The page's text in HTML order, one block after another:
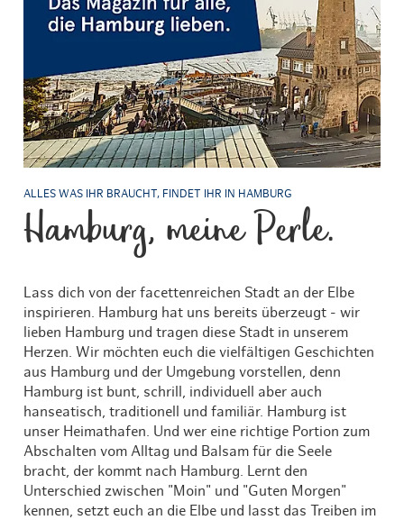
ALLES WAS IHR BRAUCHT, FINDET IHR IN HAMBURG
Hamburg, meine Perle.
Lass dich von der facettenreichen Stadt an der Elbe
inspirieren. Hamburg hat uns bereits überzeugt - wir
lieben Hamburg und tragen diese Stadt in unserem
Herzen. Wir möchten euch die vielfältigen Geschichten
aus Hamburg und der Umgebung vorstellen, denn
Hamburg ist bunt, schrill, individuell aber auch
hanseatisch, traditionell und familiär. Hamburg ist
unser Heimathafen. Und wer eine richtige Portion zum
Abschalten vom Alltag und Balsam für die Seele
bracht, der kommt nach Hamburg. Lernt den
Unterschied zwischen "Moin" und "Guten Morgen"
kennen, setzt euch an die Elbe und lasst das Treiben im